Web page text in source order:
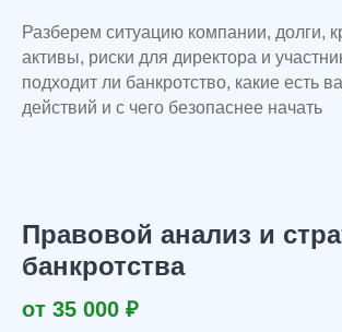
Разберем ситуацию компании, долги,
активы, риски для директора и
подходит ли банкротство, какие есть
действий и с чего безопаснее начать
Правовой анализ и
банкротства
от 35 000 ₽